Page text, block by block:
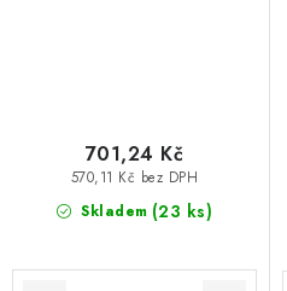
Skladem (23 ks)
570,11 Kč bez DPH
701,24 Kč